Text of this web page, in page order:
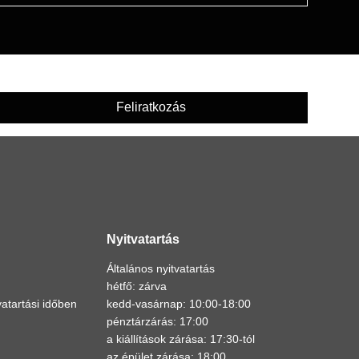
Feliratkozás
időben
Nyitvatartás
Általános nyitvatartás
hétfő: zárva
kedd-vasárnap: 10:00-18:00
pénztárzárás: 17:00
a kiállítások zárása: 17:30-tól